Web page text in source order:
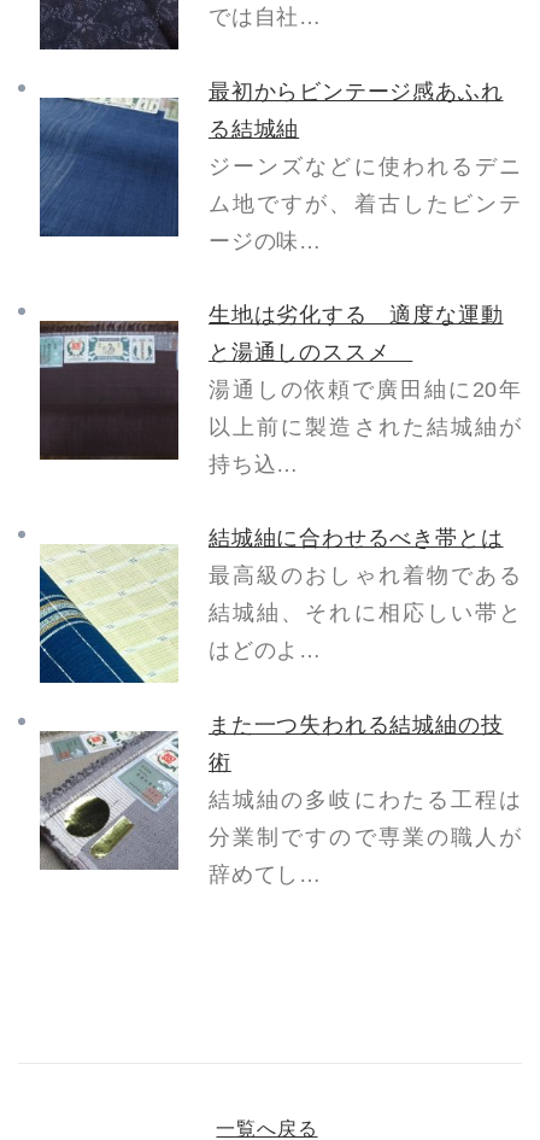
では自社…
最初からビンテージ感あふれ
る結城紬
ジーンズなどに使われるデニ
ム地ですが、着古したビンテ
ージの味…
生地は劣化する 適度な運動
と湯通しのススメ
湯通しの依頼で廣田紬に20年
以上前に製造された結城紬が
持ち込…
結城紬に合わせるべき帯とは
最高級のおしゃれ着物である
結城紬、それに相応しい帯と
はどのよ…
また一つ失われる結城紬の技
術
結城紬の多岐にわたる工程は
分業制ですので専業の職人が
辞めてし…
一覧へ戻る